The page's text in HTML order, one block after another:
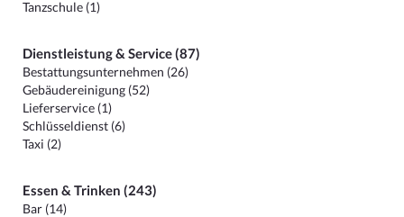
Tanzschule (1)
Dienstleistung & Service (87)
Bestattungsunternehmen (26)
Gebäudereinigung (52)
Lieferservice (1)
Schlüsseldienst (6)
Taxi (2)
Essen & Trinken (243)
Bar (14)